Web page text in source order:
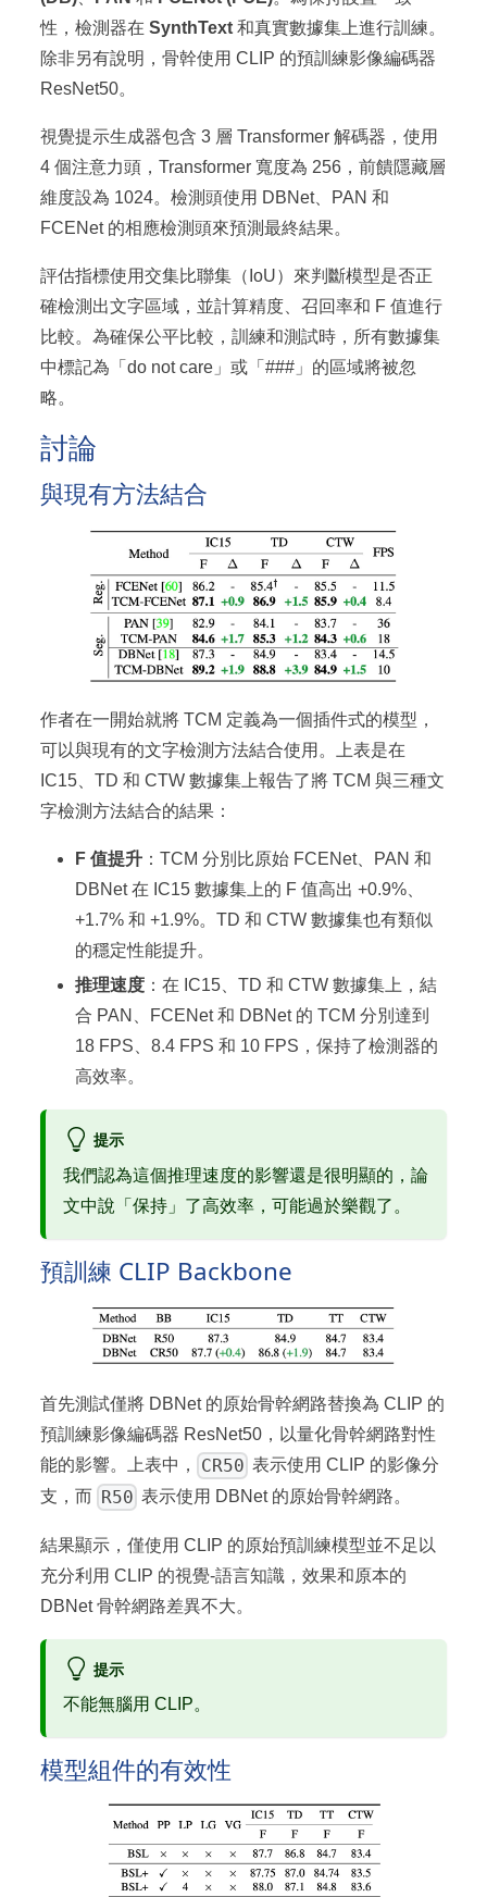
性，檢測器在SynthText 和真實數據集上進行訓練。
除非另有說明，骨幹使用 CLIP 的預訓練影像編碼器
ResNet50。
視覺提示生成器包含 3 層 Transformer 解碼器，使用
4 個注意力頭，Transformer 寬度為 256，前饋隱藏層
維度設為 1024。檢測頭使用 DBNet、PAN 和
FCENet 的相應檢測頭來預測最終結果。
評估指標使用交集比聯集（IoU）來判斷模型是否正
確檢測出文字區域，並計算精度、召回率和 F 值進行
比較。為確保公平比較，訓練和測試時，所有數據集
中標記為「do not care」或「###」的區域將被忽
略。
討論
與現有方法結合
作者在一開始就將 TCM 定義為一個插件式的模型，
可以與現有的文字檢測方法結合使用。上表是在
IC15、TD 和 CTW 數據集上報告了將 TCM 與三種文
字檢測方法結合的結果：
F 值提升 ：TCM 分別比原始 FCENet、PAN 和
DBNet 在 IC15 數據集上的 F 值高出 +0.9%、
+1.7% 和 +1.9%。TD 和 CTW 數據集也有類似
的穩定性能提升。
推理速度 ：在 IC15、TD 和 CTW 數據集上，結
合 PAN、FCENet 和 DBNet 的 TCM 分別達到
18 FPS、8.4 FPS 和 10 FPS，保持了檢測器的
高效率。
提示
我們認為這個推理速度的影響還是很明顯的，論
文中說「保持」了高效率，可能過於樂觀了。
預訓練 CLIP Backbone
首先測試僅將 DBNet 的原始骨幹網路替換為 CLIP 的
預訓練影像編碼器 ResNet50，以量化骨幹網路對性
能的影響。上表中，
CR50 表示使用 CLIP 的影像分
支，而 R50 表示使用 DBNet 的原始骨幹網路。
結果顯示，僅使用 CLIP 的原始預訓練模型並不足以
充分利用 CLIP 的視覺-語言知識，效果和原本的
DBNet 骨幹網路差異不大。
提示
不能無腦用 CLIP。
模型組件的有效性